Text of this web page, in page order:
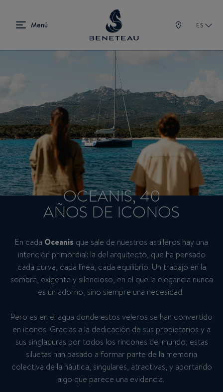
ES
OCEANIS, 40
AÑOS DE ICONOS
En cada Oceanis que sale de nuestros astilleros hay una
intención primordial: la del arquitecto, que ha pensado
cada curva, cada línea, cada equilibrio. Un trabajo en la
sombra, exigente y silencioso, en el que la elegancia nunca
es un adorno, sino siempre una necesidad.
Pero es en el agua donde estos veleros se han convertido
en iconos. Gracias a la dedicación de sus propietarios y a
sus singladuras por todos los rincones del mundo, estas
siluetas han pasado a formar parte de la memoria
colectiva de la náutica, singulares, atractivas, y aportando
algo que parece una evidencia.